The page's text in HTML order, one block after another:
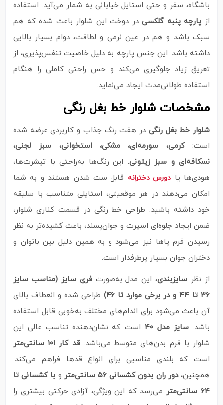
باشگاه، سفر و حتی استایل خیابانی به شمار می‌آید. استفاده
از پارچه پنبه گلکسیدر دوخت این شلوار باعث شده که هم
سبک باشد و هم در عین نرمی و لطافت، دوام بسیار بالایی
داشته باشد. این جنس پارچه به‌ دلیل خاصیت تنفس‌پذیری، از
تعریق زیاد جلوگیری می‌کند و حس راحتی کاملی را هنگام
استفاده طولانی‌مدت ایجاد می‌نماید.
مشخصات شلوار خط بغل رنگی
شلوار خط بغل رنگی در هفت رنگ جذاب و کاربردی عرضه شده
است:کرمی، سورمه‌ای، مشکی، استخوانی، سبز لجنی،
نسکافه‌ای و سبز زیتونی. این رنگ‌ها به‌راحتی با تیشرت‌ها،
هودی‌ها یا دورس دخترانه قابل ست شدن هستند و به شما
امکان می‌دهند در هر موقعیتی، استایلی متناسب با سلیقه‌
خود داشته باشید. طراحی خط رنگی در قسمت کناری شلوار،
ضمن ایجاد جلوه‌ای اسپرت و جوان‌پسند، باعث کشیده‌تر به نظر
رسیدن فرم پاها نیز می‌شود و به همین دلیل بین بانوان و
دختران جوان بسیار پرطرفدار است.
از نظر سایزبندی، این مدل به‌صورتفری سایز (مناسب سایز
۳۶ تا ۴۴ و در برخی موارد تا ۴۶)
طراحی شده و انعطاف بالای
آن باعث می‌شود برای اندام‌های مختلف به‌خوبی قابل استفاده
باشد.سایز مدل ۴۰
است که نشان‌دهنده تناسب عالی این
شلوار با فرم بدن‌های متوسط می‌باشد.قد کار ۱۰۱ سانتی‌متر
است که بلندی مناسبی برای انواع قدها فراهم می‌کند.
همچنین،دور ران بدون کشسانی ۵۶ سانتی‌متر و با کشسانی تا
۶۴ سانتی‌متر
می‌رسد که این ویژگی، آزادی حرکتی بیشتری را